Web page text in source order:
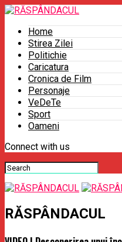
Home
Stirea Zilei
Politichie
Caricatura
Cronica de Film
Personaje
VeDeTe
Sport
Oameni
Connect with us
RĂSPÂNDACUL